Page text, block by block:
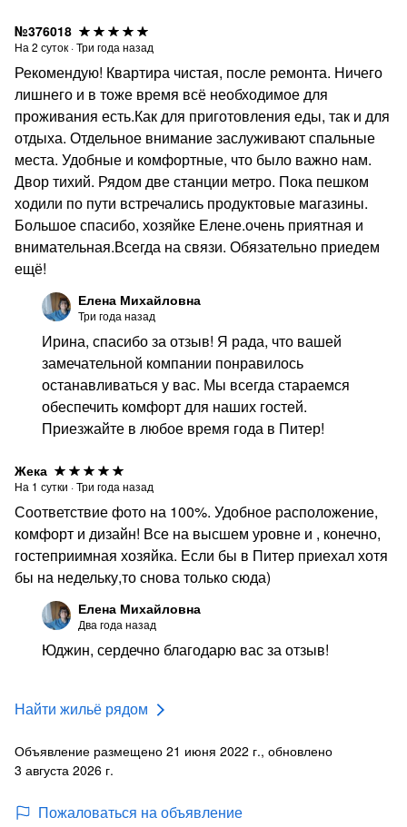
№376018
На 2 суток ·Три года назад
Рекомендую! Квартира чистая, после ремонта. Ничего
лишнего и в тоже время всё необходимое для
проживания есть.Как для приготовления еды, так и для
отдыха. Отдельное внимание заслуживают спальные
места. Удобные и комфортные, что было важно нам.
Двор тихий. Рядом две станции метро. Пока пешком
ходили по пути встречались продуктовые магазины.
Большое спасибо, хозяйке Елене.очень приятная и
внимательная.Всегда на связи. Обязательно приедем
ещё!
Елена Михайловна
Три года назад
Ирина, спасибо за отзыв! Я рада, что вашей
замечательной компании понравилось
останавливаться у вас. Мы всегда стараемся
обеспечить комфорт для наших гостей.
Приезжайте в любое время года в Питер!
Жека
На 1 сутки ·Три года назад
Соответствие фото на 100%. Удобное расположение,
комфорт и дизайн! Все на высшем уровне и , конечно,
гостеприимная хозяйка. Если бы в Питер приехал хотя
бы на недельку,то снова только сюда)
Елена Михайловна
Два года назад
Юджин, сердечно благодарю вас за отзыв!
Найти жильё рядом
Объявление размещено 21 июня 2022 г., обновлено
3 августа 2026 г.
Пожаловаться на объявление